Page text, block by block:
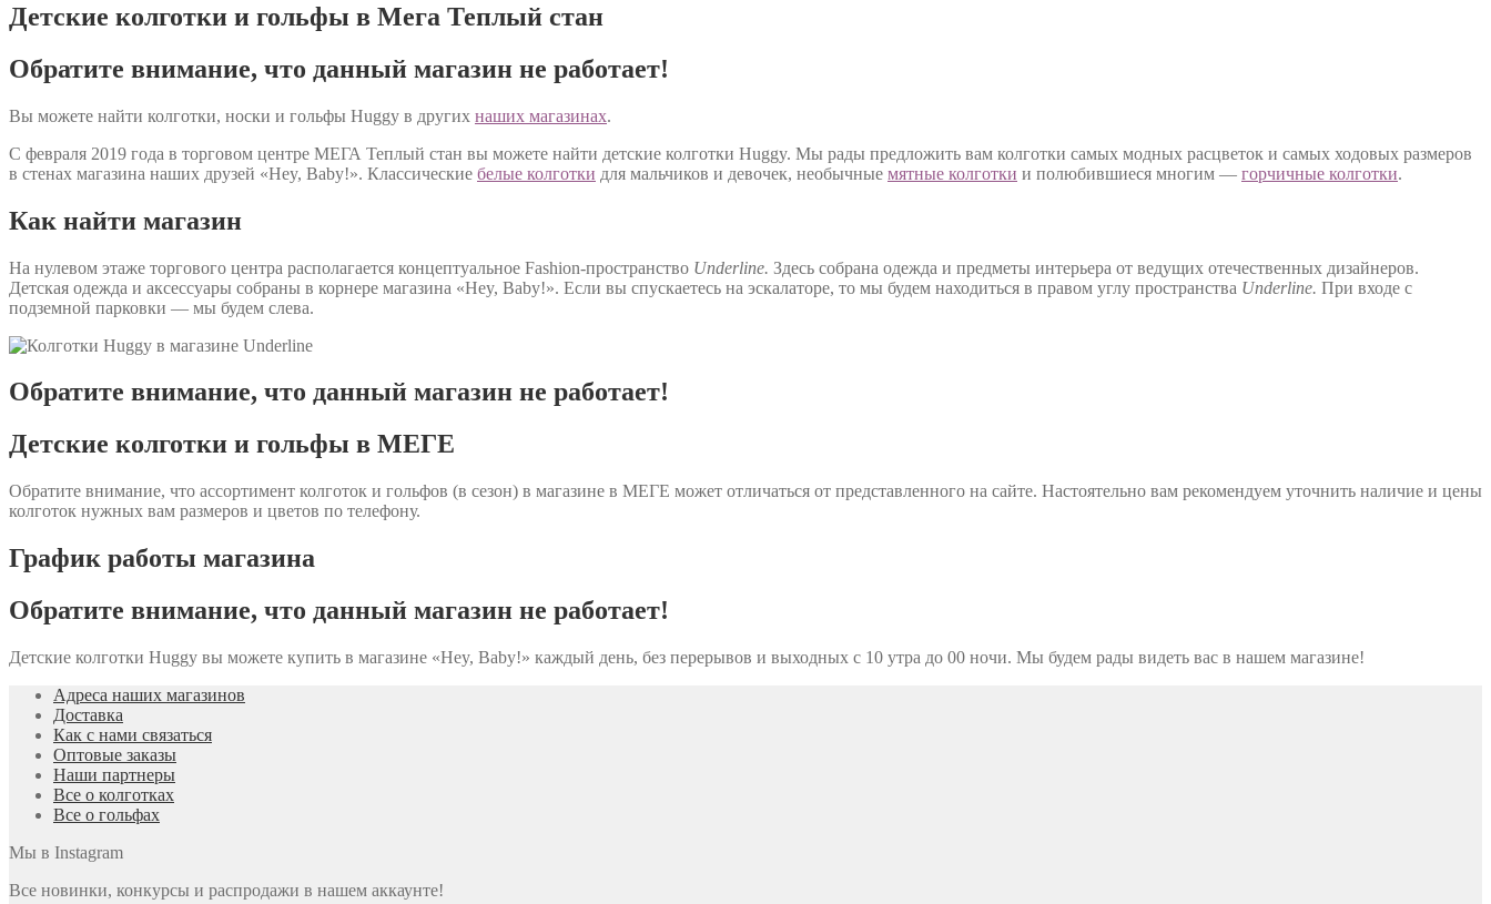
Детские колготки и гольфы в Мега Теплый стан
Обратите внимание, что данный магазин не работает!
Вы можете найти колготки, носки и гольфы Huggy в других наших магазинах.
С февраля 2019 года в торговом центре МЕГА Теплый стан вы можете найти детские колготки Huggy. Мы рады предложить вам колготки самых модных расцветок и самых ходовых размеров
в стенах магазина наших друзей «Hey, Baby!». Классические белые колготки для мальчиков и девочек, необычные мятные колготки и полюбившиеся многим — горчичные колготки.
Как найти магазин
На нулевом этаже торгового центра располагается концептуальное Fashion-пространство Underline. Здесь собрана одежда и предметы интерьера от ведущих отечественных дизайнеров.
Детская одежда и аксессуары собраны в корнере магазина «Hey, Baby!». Если вы спускаетесь на эскалаторе, то мы будем находиться в правом углу пространства Underline. При входе с
подземной парковки — мы будем слева.
Обратите внимание, что данный магазин не работает!
Детские колготки и гольфы в МЕГЕ
Обратите внимание, что ассортимент колготок и гольфов (в сезон) в магазине в МЕГЕ может отличаться от представленного на сайте. Настоятельно вам рекомендуем уточнить наличие и цены
колготок нужных вам размеров и цветов по телефону.
График работы магазина
Обратите внимание, что данный магазин не работает!
Детские колготки Huggy вы можете купить в магазине «Hey, Baby!» каждый день, без перерывов и выходных с 10 утра до 00 ночи. Мы будем рады видеть вас в нашем магазине!
Адреса наших магазинов
Доставка
Как с нами связаться
Оптовые заказы
Наши партнеры
Все о колготках
Все о гольфах
Мы в Instagram
Все новинки, конкурсы и распродажи в нашем аккаунте!